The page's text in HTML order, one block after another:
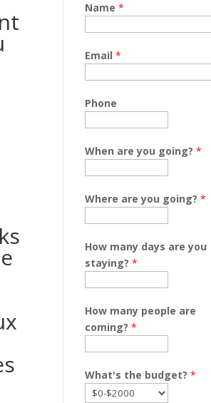
Name*
Email*
Phone
When are you going?*
Where are you going?*
How many days are you
staying?*
How many people are
coming?*
What's the budget?*